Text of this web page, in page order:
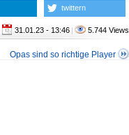
twittern
31.01.23 - 13:46 | 5.744 Views
Opas sind so richtige Player